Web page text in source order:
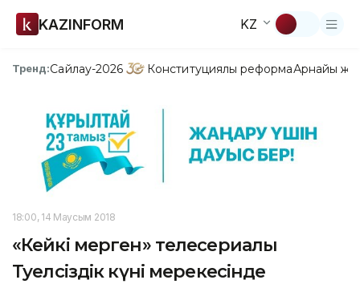
KAZINFORM KZ
Тренд:Сайлау-2026 Конституциялық реформаАрнайы
18:00, 14 Маусым 2018
«Кейкі мерген» телесериалы
Тәуелсіздік күні мерекесінде